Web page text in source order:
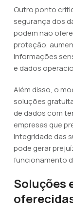
Outro ponto
segurança dos
podem não
proteção,
informações
e dados
Além disso, o
soluções
de dados com
empresas que
integridade das
pode gerar
funcionamento
Soluções